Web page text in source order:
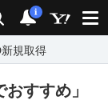
検索 通知
i
新規取得
すすめ」